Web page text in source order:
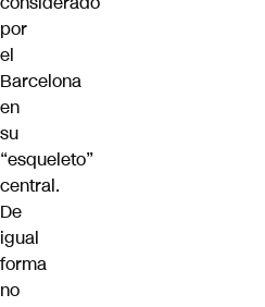
por
el
Barcelona
en
su
“esqueleto”
central.
De
igual
forma
no